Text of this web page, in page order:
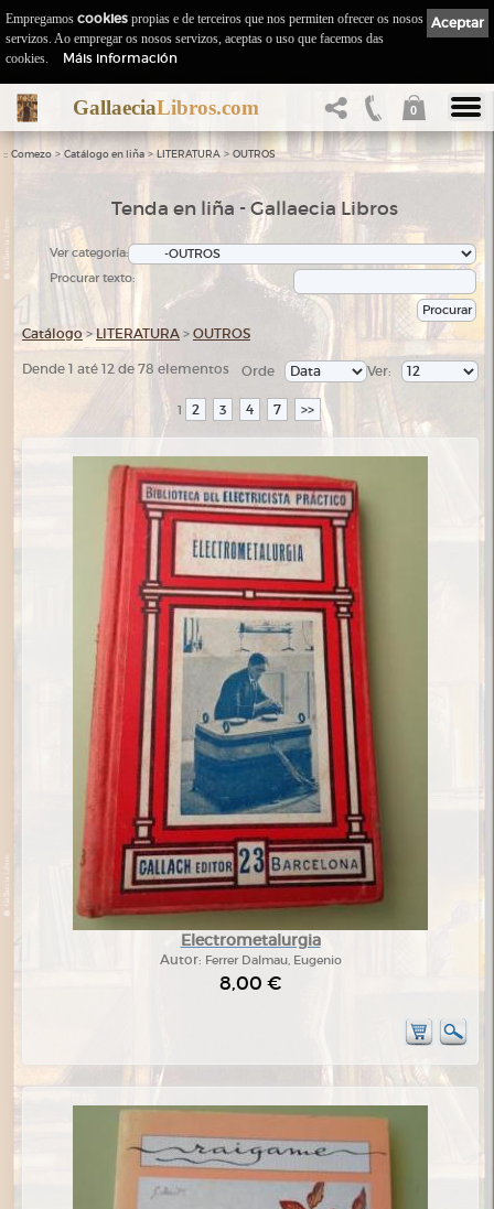
GallaeciaLibros.com 0
:: Comezo > Catálogo en liña > LITERATURA > OUTROS
Tenda en liña - Gallaecia Libros
Ver categoría:
Procurar texto:
Catálogo >LITERATURA > OUTROS
Dende 1 até 12 de 78 elementos Ver:
Orde
1 2 3 4 7 >>
Electrometalurgia
Autor: Ferrer Dalmau, Eugenio
8,00 €
Aceptar
Empregamos cookies propias e de terceiros que nos permiten ofrecer os nosos
servizos. Ao empregar os nosos servizos, aceptas o uso que facemos das
cookies.
Máis información